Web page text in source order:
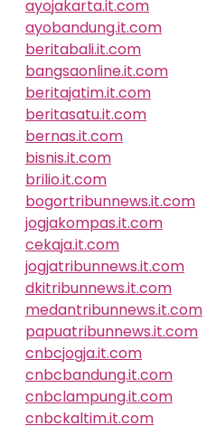
ayojakarta.it.com
ayobandung.it.com
beritabali.it.com
bangsaonline.it.com
beritajatim.it.com
beritasatu.it.com
bernas.it.com
bisnis.it.com
brilio.it.com
bogortribunnews.it.com
jogjakompas.it.com
cekaja.it.com
jogjatribunnews.it.com
dkitribunnews.it.com
medantribunnews.it.com
papuatribunnews.it.com
cnbcjogja.it.com
cnbcbandung.it.com
cnbclampung.it.com
cnbckaltim.it.com